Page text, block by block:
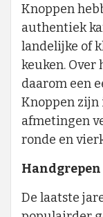
Knoppen
authentiek
landelijke of
keuken. Over
daarom een
Knoppen zijn
afmetingen
ronde en
Handgrepen
De laatste